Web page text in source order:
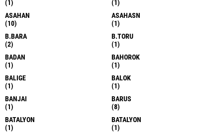
(1)
(1)
ASAHAN
(10)
ASAHASN
(1)
B.BARA
(2)
B.TORU
(1)
BADAN
(1)
BAHOROK
(1)
BALIGE
(1)
BALOK
(1)
BANJAI
(1)
BARUS
(8)
BATALYON
(1)
BATALYON
(1)